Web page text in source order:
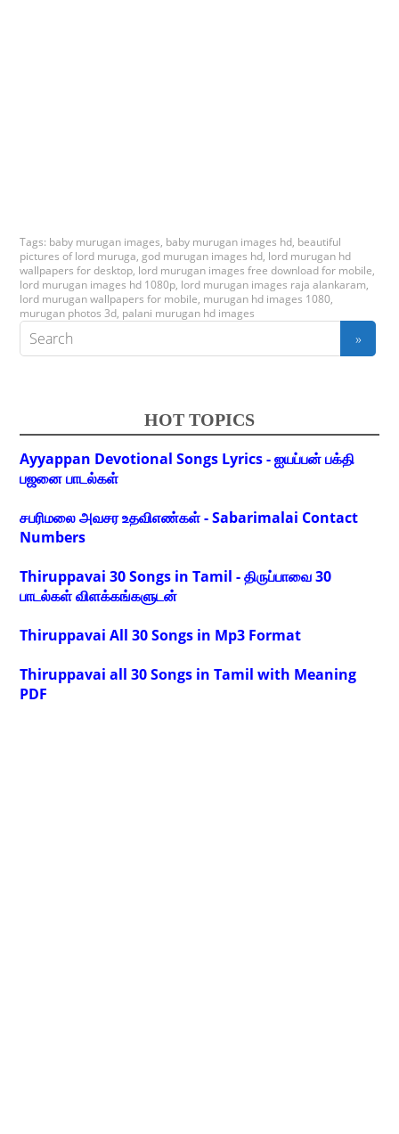
Tags: baby murugan images, baby murugan images hd, beautiful
pictures of lord muruga, god murugan images hd, lord murugan hd
wallpapers for desktop, lord murugan images free download for mobile,
lord murugan images hd 1080p, lord murugan images raja alankaram,
lord murugan wallpapers for mobile, murugan hd images 1080,
murugan photos 3d, palani murugan hd images
HOT TOPICS
Ayyappan Devotional Songs Lyrics - ஐயப்பன் பக்தி
பஜனை பாடல்கள்
சபரிமலை அவசர உதவிஎண்கள் - Sabarimalai Contact
Numbers
Thiruppavai 30 Songs in Tamil - திருப்பாவை 30
பாடல்கள் விளக்கங்களுடன்
Thiruppavai All 30 Songs in Mp3 Format
Thiruppavai all 30 Songs in Tamil with Meaning
PDF